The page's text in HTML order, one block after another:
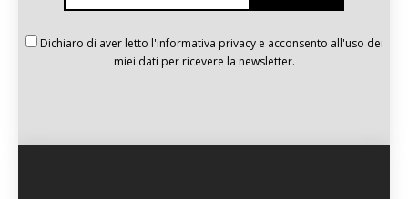
Dichiaro di aver letto l'informativa privacy e acconsento all'uso dei
miei dati per ricevere la newsletter.